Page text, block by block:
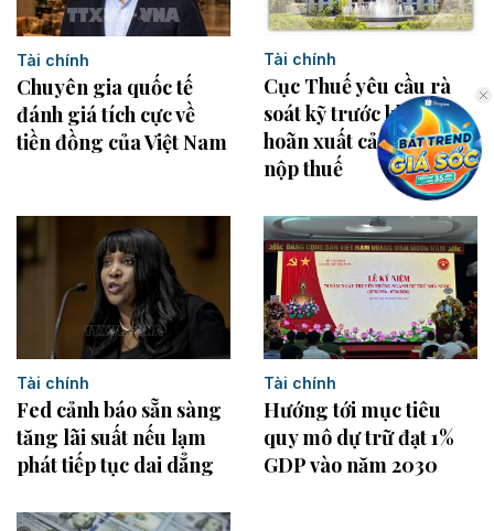
Tài chính
Chuyên gia quốc tế
đánh giá tích cực về
tiền đồng của Việt Nam
Tài chính
Cục Thuế yêu cầu rà
soát kỹ trước khi tạm
hoãn xuất cảnh người
nộp thuế
Tài chính
Fed cảnh báo sẵn sàng
tăng lãi suất nếu lạm
phát tiếp tục dai dẳng
Tài chính
Hướng tới mục tiêu
quy mô dự trữ đạt 1%
GDP vào năm 2030